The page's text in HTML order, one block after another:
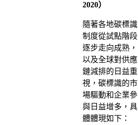
2020）
隨著各地碳標識
制度從試點階段
逐步走向成熟，
以及全球對供應
鏈減排的日益重
視，碳標識的市
場驅動和企業參
與日益增多，具
體體現如下：